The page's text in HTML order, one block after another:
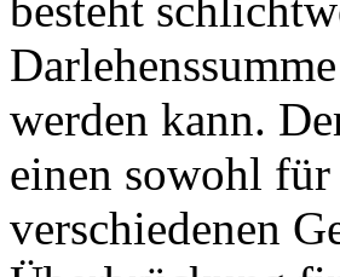
werden kann.
einen sowohl
verschiedenen